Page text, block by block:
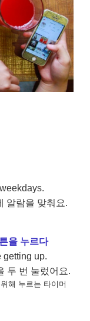
알람을 맞춰요.
을 누르다
getting up.
두 번 눌렀어요.
해 누르는 타이머